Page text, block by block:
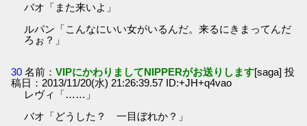
バオ「また来いよ」
ルパン「こんなにいい女がいるんだ。来るにきまってんだ
ろぉ？」
30 名前：VIPにかわりましてNIPPERがお送りします[saga] 投
稿日：2013/11/20(水) 21:26:39.57 ID:+JH+q4vao
レヴィ「……」
バオ「どうした？ 一目ぼれか？」